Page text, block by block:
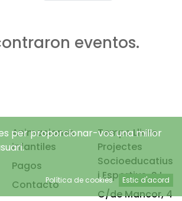
eventos.
Animaciones
infantiles
Pagos
Contacto
Temps Lliure
Projectes
Socioeducatius
i Esportius, S.L.
C/de Mancor, 4
per proporcionar-vos una millor
Política de cookies Estic d'acord